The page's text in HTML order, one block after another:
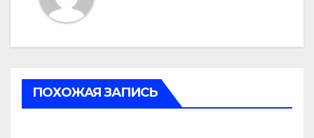
ПОХОЖАЯ ЗАПИСЬ